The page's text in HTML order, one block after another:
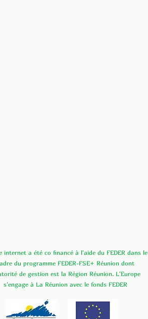
internet a été co financé à l'aide du FEDER dans le
du programme FEDER-FSE+ Réunion dont
de gestion est la Région Réunion. L'Europe
s'engage à La Réunion avec le fonds FEDER